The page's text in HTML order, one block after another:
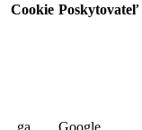
Cookie Poskytovateľ
_ga Google